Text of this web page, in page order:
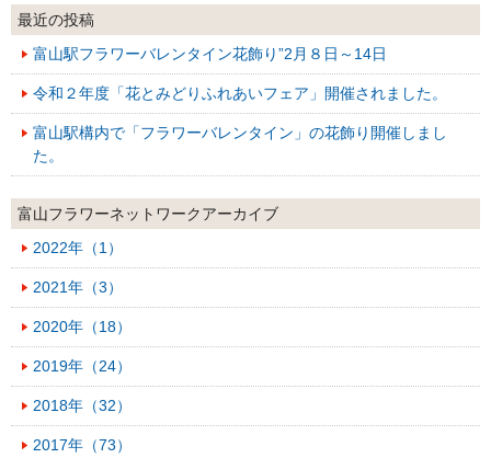
最近の投稿
富山駅フラワーバレンタイン花飾り”2月８日～14日
令和２年度「花とみどりふれあいフェア」開催されました。
富山駅構内で「フラワーバレンタイン」の花飾り開催しまし
た。
富山フラワーネットワークアーカイブ
2022年（1）
2021年（3）
2020年（18）
2019年（24）
2018年（32）
2017年（73）